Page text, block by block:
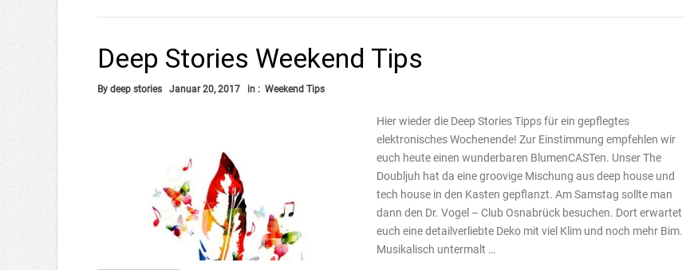
Deep Stories Weekend Tips
By deep stories Januar 20, 2017 in : Weekend Tips
Hier wieder die Deep Stories Tipps für ein gepflegtes
elektronisches Wochenende! Zur Einstimmung empfehlen wir
euch heute einen wunderbaren BlumenCASTen. Unser The
Doubljuh hat da eine groovige Mischung aus deep house und
tech house in den Kasten gepflanzt. Am Samstag sollte man
dann den Dr. Vogel – Club Osnabrück besuchen. Dort erwartet
euch eine detailverliebte Deko mit viel Klim und noch mehr Bim.
Musikalisch untermalt …